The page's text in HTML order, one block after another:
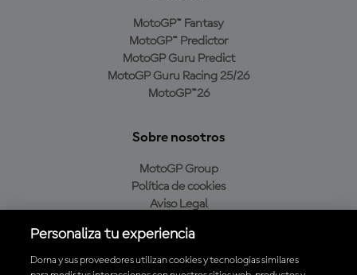
MotoGP™ Fantasy
MotoGP™ Predictor
MotoGP Guru Predict
MotoGP Guru Racing 25/26
MotoGP™26
Sobre nosotros
MotoGP Group
Política de cookies
Aviso Legal
Política de compra
Personaliza tu experiencia
Dorna y sus proveedores utilizan cookies y tecnologías similares